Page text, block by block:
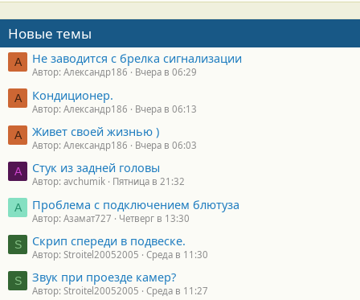
Новые темы
А Не заводится с брелка сигнализации
Автор: Александр186 Вчера в 06:29
А Кондиционер.
Автор: Александр186 Вчера в 06:13
А Живет своей жизнью )
Автор: Александр186 Вчера в 06:03
A Стук из задней головы
Автор: avchumik Пятница в 21:32
А Проблема с подключением блютуза
Автор: Азамат727 Четверг в 13:30
S Скрип спереди в подвеске.
Автор: Stroitel20052005 Среда в 11:30
S Звук при проезде камер?
Автор: Stroitel20052005 Среда в 11:27